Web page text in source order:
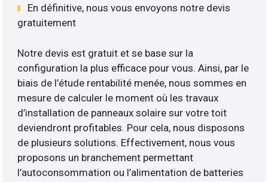
En définitive, nous vous envoyons notre devis
gratuitement
Notre devis est gratuit et se base sur la
configuration la plus efficace pour vous. Ainsi, par le
biais de l’étude rentabilité menée, nous sommes en
mesure de calculer le moment où les travaux
d’installation de panneaux solaire sur votre toit
deviendront profitables. Pour cela, nous disposons
de plusieurs solutions. Effectivement, nous vous
proposons un branchement permettant
l’autoconsommation ou l’alimentation de batteries